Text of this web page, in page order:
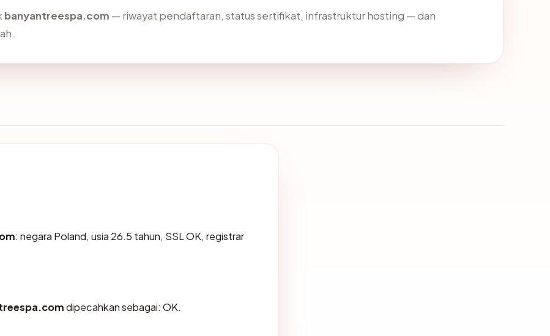
banyantreespa.com — riwayat pendaftaran, status sertifikat, infrastruktur hosting — dan
: negara Poland, usia 26.5 tahun, SSL OK, registrar
dipecahkan sebagai: OK.